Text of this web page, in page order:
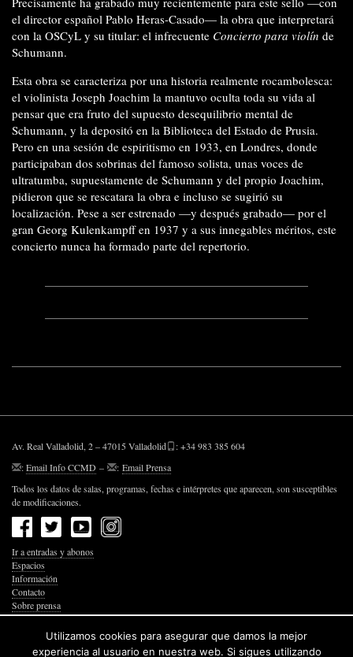
el director español Pablo Heras-Casado— la obra que interpretará
con la OSCyL y su titular: el infrecuente Concierto para violín de
Schumann.
Esta obra se caracteriza por una historia realmente rocambolesca:
el violinista Joseph Joachim la mantuvo oculta toda su vida al
pensar que era fruto del supuesto desequilibrio mental de
Schumann, y la depositó en la Biblioteca del Estado de Prusia.
Pero en una sesión de espiritismo en 1933, en Londres, donde
participaban dos sobrinas del famoso solista, unas voces de
ultratumba, supuestamente de Schumann y del propio Joachim,
pidieron que se rescatara la obra e incluso se sugirió su
localización. Pese a ser estrenado —y después grabado— por el
gran Georg Kulenkampff en 1937 y a sus innegables méritos, este
concierto nunca ha formado parte del repertorio.
Av. Real Valladolid, 2 – 47015 Valladolid
: +34 983 385 604
:Email Info CCMD – : Email Prensa
Todos los datos de salas, programas, fechas e intérpretes que aparecen, son susceptibles
de modificaciones.
Ir a entradas y abonos
Espacios
Información
Contacto
Sobre prensa
Política de Privacidad
Política de Cookies
Accesibilidad Web
Utilizamos cookies para asegurar que damos la mejor
experiencia al usuario en nuestra web. Si sigues utilizando